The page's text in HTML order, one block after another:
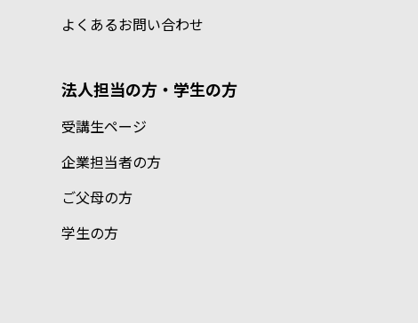
よくあるお問い合わせ
法人担当の方・学生の方
受講生ページ
企業担当者の方
ご父母の方
学生の方